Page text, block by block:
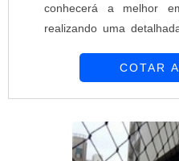
conhecerá a melhor
realizando uma
melhor mão de obra
de cada cliente.MAIS
ALAMBRADOSHá
COTAR